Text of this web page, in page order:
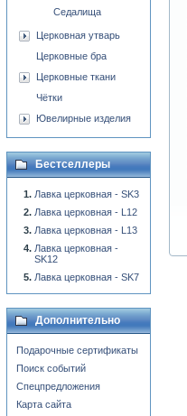
Седалища
Церковная утварь
Церковные бра
Церковные ткани
Чётки
Ювелирные изделия
Бестселлеры
Лавка церковная - SK3
Лавка церковная - L12
Лавка церковная - L13
Лавка церковная -
SK12
Лавка церковная - SK7
Дополнительно
Подарочные сертификаты
Поиск событий
Спецпредложения
Карта сайта